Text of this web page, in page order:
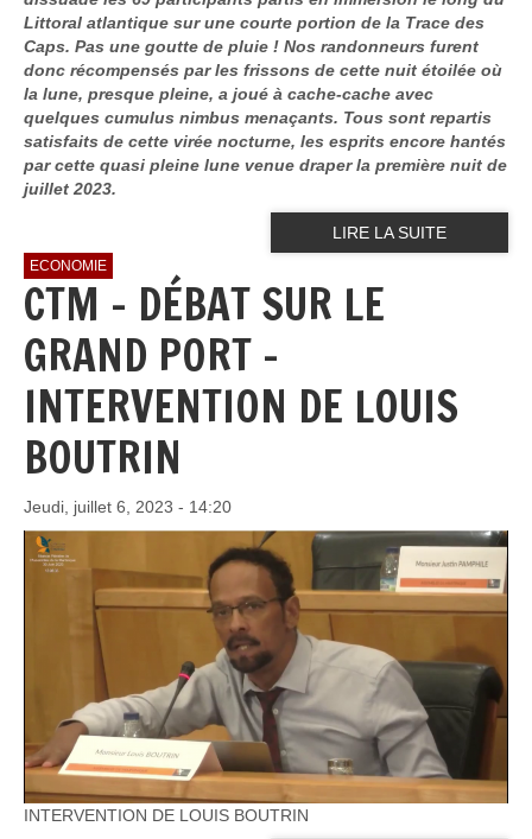
Littoral atlantique sur une courte portion de la Trace des
Caps. Pas une goutte de pluie ! Nos randonneurs furent
donc récompensés par les frissons de cette nuit étoilée où
la lune, presque pleine, a joué à cache-cache avec
quelques cumulus nimbus menaçants. Tous sont repartis
satisfaits de cette virée nocturne, les esprits encore hantés
par cette quasi pleine lune venue draper la première nuit de
juillet 2023.
LIRE LA SUITE
ECONOMIE
CTM - DÉBAT SUR LE
GRAND PORT -
INTERVENTION DE LOUIS
BOUTRIN
Jeudi, juillet 6, 2023 - 14:20
INTERVENTION DE LOUIS BOUTRIN